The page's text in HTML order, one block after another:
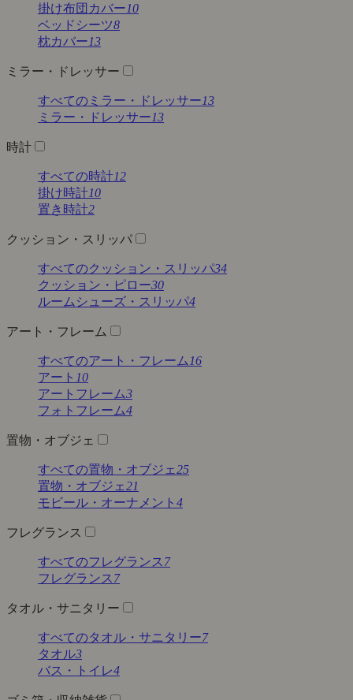
掛け布団カバー10
ベッドシーツ8
枕カバー13
ミラー・ドレッサー
すべてのミラー・ドレッサー13
ミラー・ドレッサー13
時計
すべての時計12
掛け時計10
置き時計2
クッション・スリッパ
すべてのクッション・スリッパ34
クッション・ピロー30
ルームシューズ・スリッパ4
アート・フレーム
すべてのアート・フレーム 16
アート 10
アートフレーム3
フォトフレーム4
置物・オブジェ
すべての置物・オブジェ25
置物・オブジェ21
モビール・オーナメント 4
フレグランス
すべてのフレグランス 7
フレグランス 7
タオル・サニタリー
すべてのタオル・サニタリー7
タオル3
バス・トイレ4